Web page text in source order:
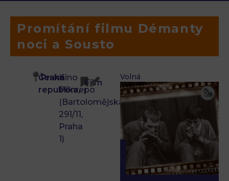
Promítání filmu Démanty
noci a Sousto
Česká
republika,
PrahaKino
Ponrepo
(Bartolomějská
291/11,
Praha
1)
Film
Volná
adaptace
povídky
Arnošta
Lustiga
Tma
nemá
na